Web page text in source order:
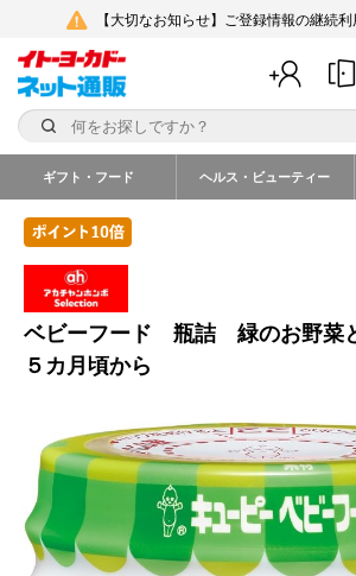
【大切なお知らせ】ご登録情報の継続
ギフト・フード ヘルス・ビューティー
ベビーフード 瓶詰 緑のお野菜
５カ月頃から